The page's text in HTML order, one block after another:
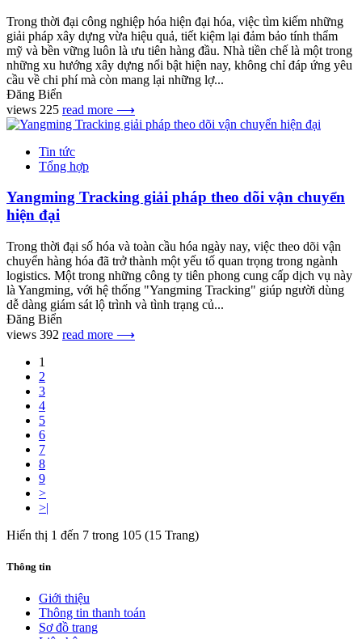
Trong thời đại công nghiệp hóa hiện đại hóa, việc tìm kiếm những
giải pháp xây dựng vừa hiệu quả, tiết kiệm lại đảm bảo tính thẩm
mỹ và bền vững luôn là ưu tiên hàng đầu. Nhà tiền chế là một trong
những xu hướng xây dựng nổi bật hiện nay, không chỉ đáp ứng yêu
cầu về chi phí mà còn mang lại những lợ...
Đăng Biển
views 225 read more ⟶
Tin tức
Tổng hợp
Yangming Tracking giải pháp theo dõi vận chuyển
hiện đại
Trong thời đại số hóa và toàn cầu hóa ngày nay, việc theo dõi vận
chuyển hàng hóa đã trở thành một yếu tố quan trọng trong ngành
logistics. Một trong những công ty tiên phong cung cấp dịch vụ này
là Yangming, với hệ thống "Yangming Tracking" giúp người dùng
dễ dàng giám sát lộ trình và tình trạng củ...
Đăng Biển
views 392 read more ⟶
1
2
3
4
5
6
7
8
9
>
>|
Hiển thị 1 đến 7 trong 105 (15 Trang)
Thông tin
Giới thiệu
Thông tin thanh toán
Sơ đồ trang